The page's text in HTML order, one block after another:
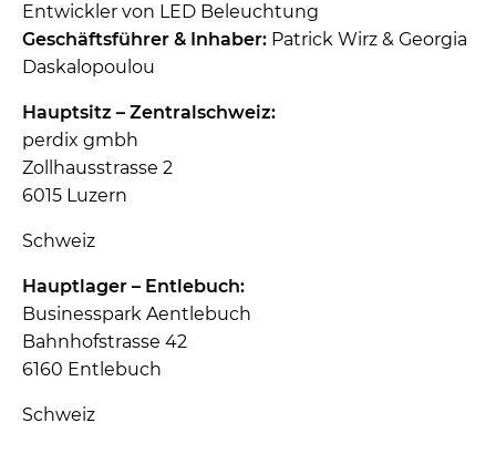
Entwickler von LED Beleuchtung
Geschäftsführer & Inhaber: Patrick Wirz & Georgia
Daskalopoulou
Hauptsitz – Zentralschweiz:
perdix gmbh
Zollhausstrasse 2
6015 Luzern
Schweiz
Hauptlager – Entlebuch:
Businesspark Aentlebuch
Bahnhofstrasse 42
6160 Entlebuch
Schweiz